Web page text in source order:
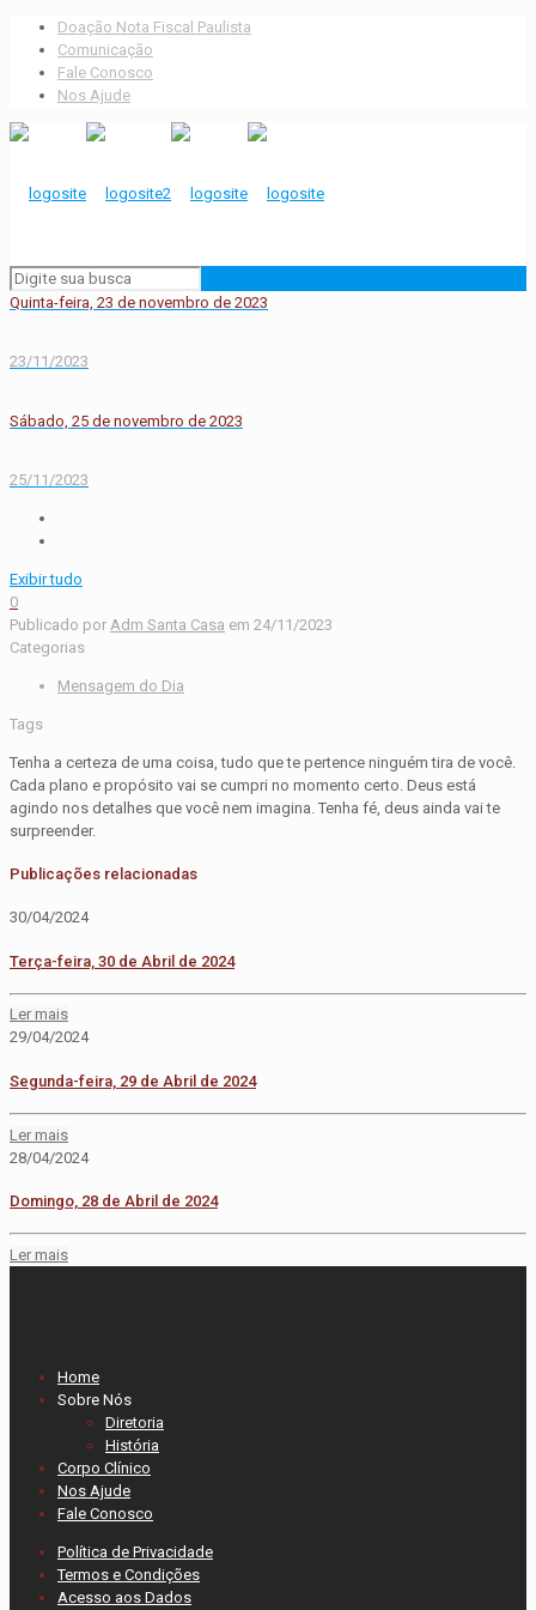
Doação Nota Fiscal Paulista
Comunicação
Fale Conosco
Nos Ajude
Quinta-feira, 23 de novembro de 2023
23/11/2023
Sábado, 25 de novembro de 2023
25/11/2023
Exibir tudo
0
Publicado por Adm Santa Casa em 24/11/2023
Categorias
Mensagem do Dia
Tags
Tenha a certeza de uma coisa, tudo que te pertence ninguém tira de você.
Cada plano e propósito vai se cumpri no momento certo. Deus está
agindo nos detalhes que você nem imagina. Tenha fé, deus ainda vai te
surpreender.
Publicações relacionadas
30/04/2024
Terça-feira, 30 de Abril de 2024
Ler mais
29/04/2024
Segunda-feira, 29 de Abril de 2024
Ler mais
28/04/2024
Domingo, 28 de Abril de 2024
Ler mais
Home
Sobre Nós
Diretoria
História
Corpo Clínico
Nos Ajude
Fale Conosco
Política de Privacidade
Termos e Condições
Acesso aos Dados